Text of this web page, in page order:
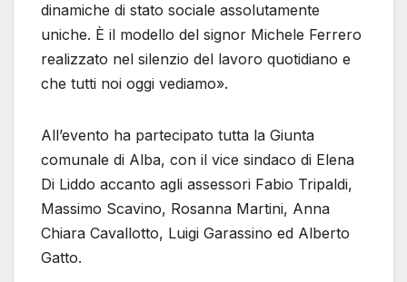
dinamiche di stato sociale assolutamente
uniche. È il modello del signor Michele Ferrero
realizzato nel silenzio del lavoro quotidiano e
che tutti noi oggi vediamo».
All’evento ha partecipato tutta la Giunta
comunale di Alba, con il vice sindaco di Elena
Di Liddo accanto agli assessori Fabio Tripaldi,
Massimo Scavino, Rosanna Martini, Anna
Chiara Cavallotto, Luigi Garassino ed Alberto
Gatto.